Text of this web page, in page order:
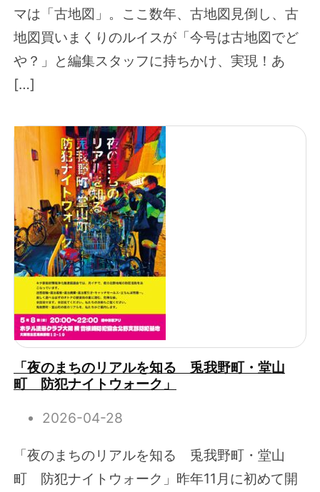
マは「古地図」。ここ数年、古地図見倒し、古
地図買いまくりのルイスが「今号は古地図でど
や？」と編集スタッフに持ちかけ、実現！あ
[…]
「夜のまちのリアルを知る 兎我野町・堂山
町 防犯ナイトウォーク」
2026-04-28
「夜のまちのリアルを知る 兎我野町・堂山
町 防犯ナイトウォーク」昨年11月に初めて開